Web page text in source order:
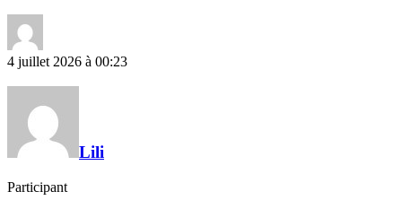
4 juillet 2026 à 00:23
Lili
Participant